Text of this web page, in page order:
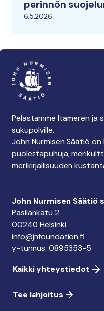
perinnön
6.5.2026
Pelastamme Itämeren ja
sukupolville.
John Nurmisen Säätiö on
puolestapuhuja,
merikirjallisuuden
John Nurmisen Säätiö
Pasilankatu 2
00240 Helsinki
info@jnfoundation.fi
y-tunnus: 0895353-5
Kaikki yhteystiedot
Tee lahjoitus